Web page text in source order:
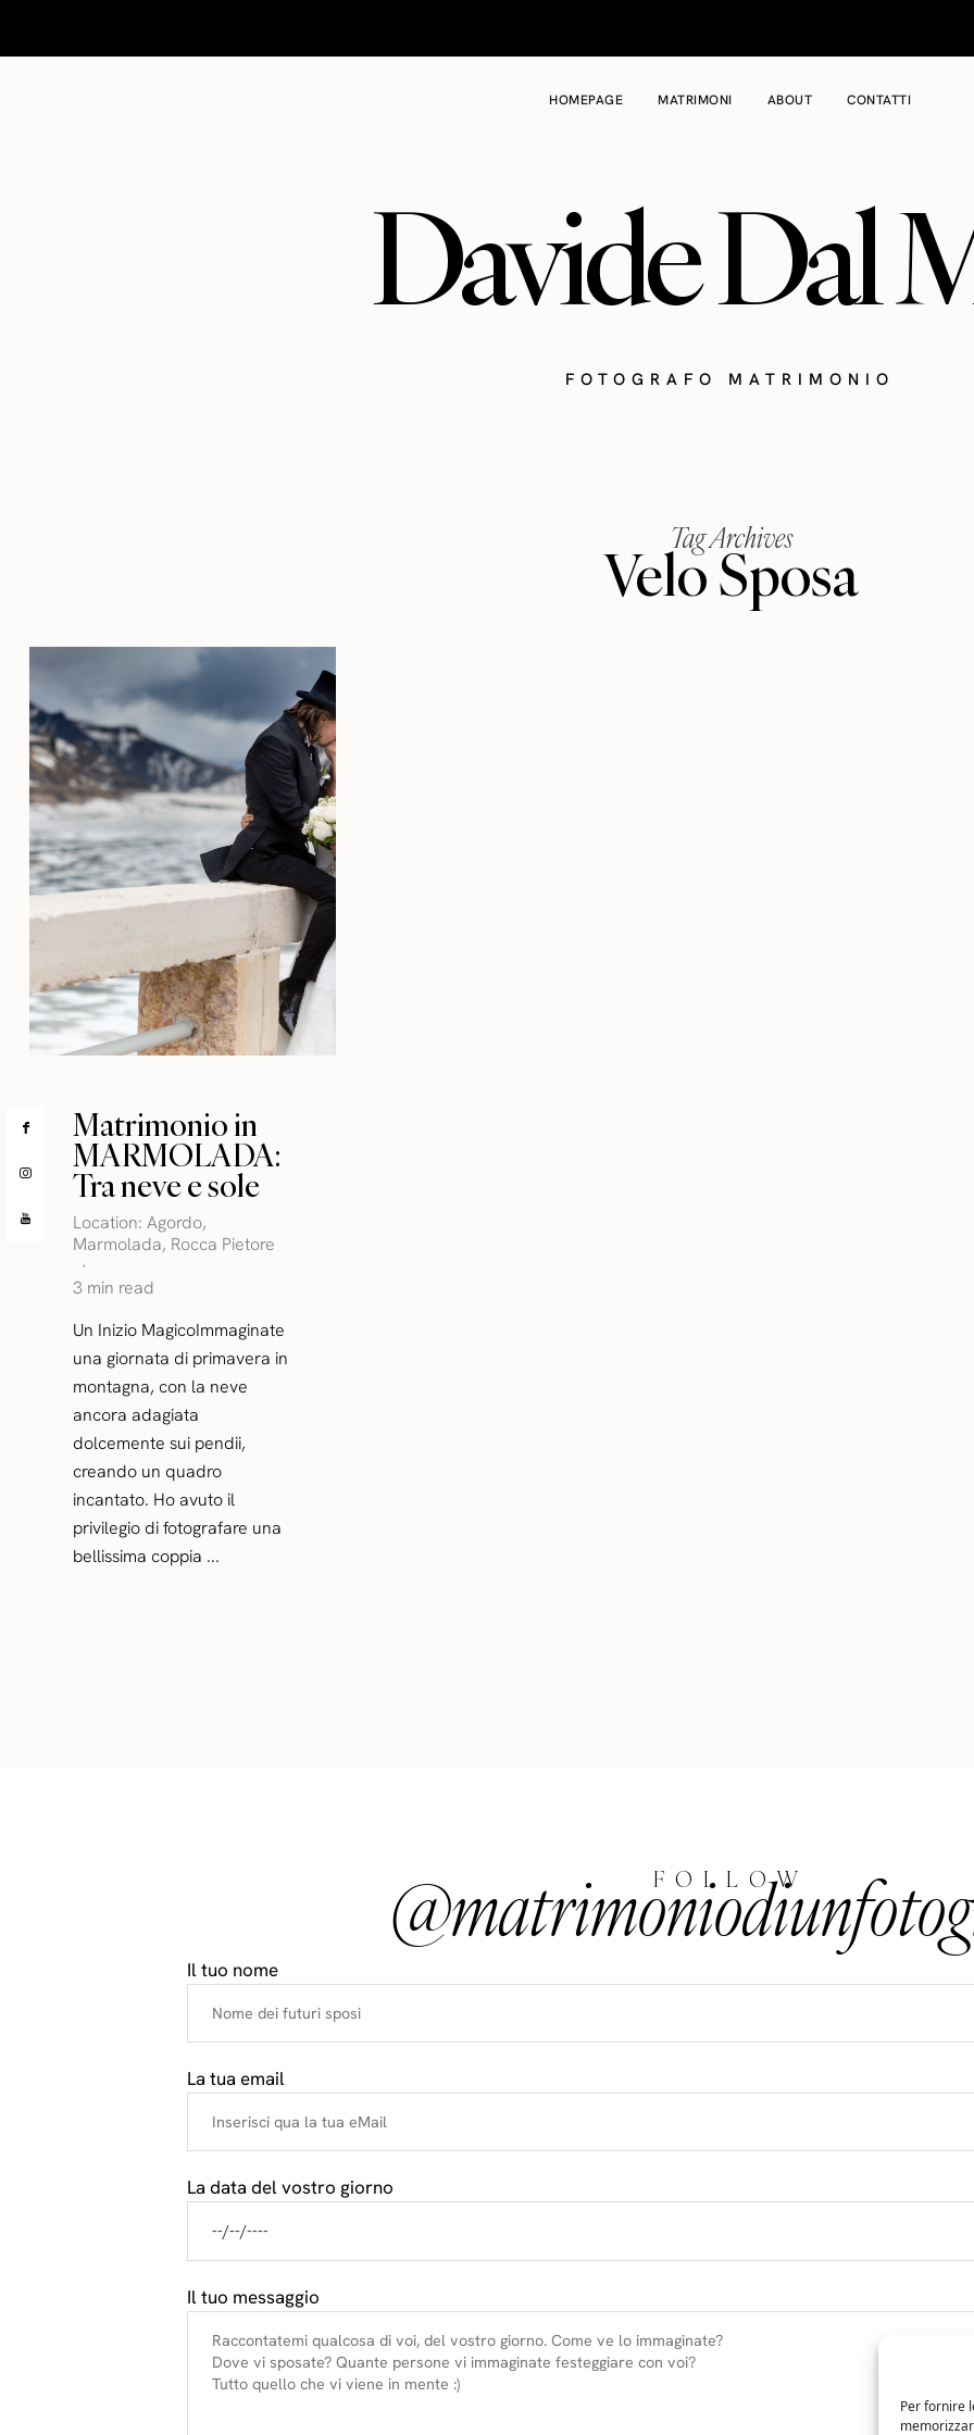
Per fornire
HOMEPAGE MATRIMONI ABOUT CONTATTI
Davide Dal
FOTOGRAFO MATRIMONIO
Tag Archives
Velo Sposa
Matrimonio in
MARMOLADA:
Tra neve e sole
Location:Agordo,
Marmolada, Rocca Pietore
3 min read
Un Inizio MagicoImmaginate
una giornata di primavera in
montagna, con la neve
ancora adagiata
dolcemente sui pendii,
creando un quadro
incantato. Ho avuto il
privilegio di fotografare una
bellissima coppia ...
FOLLOW
Il tuo nome
La tua email
La data del vostro giorno
Il tuo messaggio